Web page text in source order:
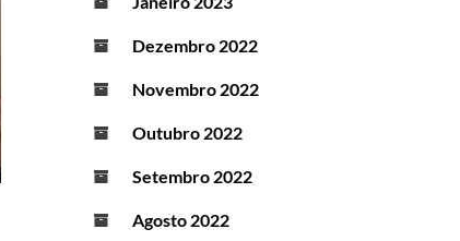
Dezembro 2022
Novembro 2022
Outubro 2022
Setembro 2022
Agosto 2022